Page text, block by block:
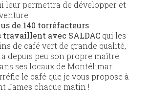
leur permettra de développer et
de 140 torréfacteurs
travaillent avec SALDAC qui les
de café vert de grande qualité,
depuis peu son propre maître
ses locaux de Montélimar.
le café que je vous propose à
James chaque matin !